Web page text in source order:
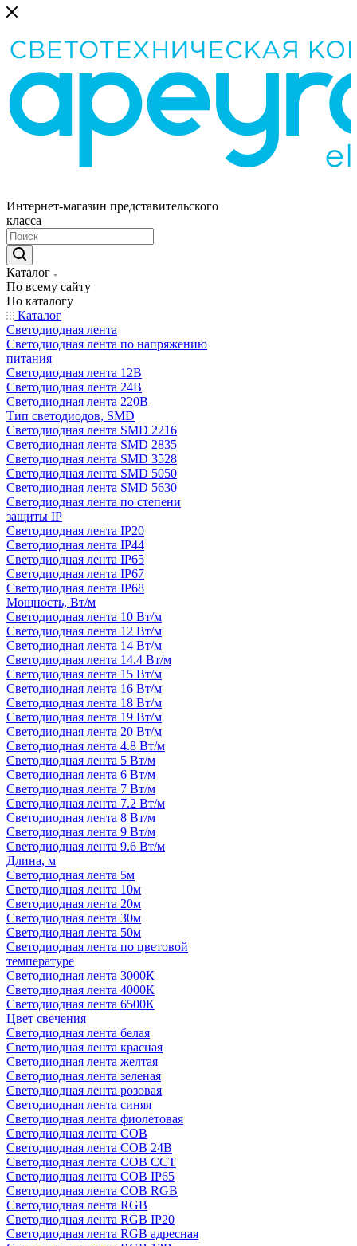
Интернет-магазин представительского
класса
Каталог
По всему сайту
По каталогу
Каталог
Светодиодная лента
Светодиодная лента по напряжению
питания
Светодиодная лента 12В
Светодиодная лента 24В
Светодиодная лента 220В
Тип светодиодов, SMD
Cветодиодная лента SMD 2216
Светодиодная лента SMD 2835
Светодиодная лента SMD 3528
Светодиодная лента SMD 5050
Светодиодная лента SMD 5630
Светодиодная лента по степени
защиты IP
Светодиодная лента IP20
Светодиодная лента IP44
Светодиодная лента IP65
Светодиодная лента IP67
Светодиодная лента IP68
Мощность, Вт/м
Светодиодная лента 10 Вт/м
Светодиодная лента 12 Вт/м
Светодиодная лента 14 Вт/м
Светодиодная лента 14.4 Вт/м
Светодиодная лента 15 Вт/м
Светодиодная лента 16 Вт/м
Светодиодная лента 18 Вт/м
Светодиодная лента 19 Вт/м
Светодиодная лента 20 Вт/м
Светодиодная лента 4.8 Вт/м
Светодиодная лента 5 Вт/м
Светодиодная лента 6 Вт/м
Светодиодная лента 7 Вт/м
Светодиодная лента 7.2 Вт/м
Светодиодная лента 8 Вт/м
Светодиодная лента 9 Вт/м
Светодиодная лента 9.6 Вт/м
Длина, м
Светодиодная лента 5м
Светодиодная лента 10м
Светодиодная лента 20м
Светодиодная лента 30м
Светодиодная лента 50м
Светодиодная лента по цветовой
температуре
Светодиодная лента 3000К
Светодиодная лента 4000К
Светодиодная лента 6500К
Цвет свечения
Светодиодная лента белая
Светодиодная лента красная
Светодиодная лента желтая
Светодиодная лента зеленая
Светодиодная лента розовая
Светодиодная лента синяя
Светодиодная лента фиолетовая
Светодиодная лента COB
Светодиодная лента COB 24В
Светодиодная лента COB CCT
Светодиодная лента COB IP65
Светодиодная лента COB RGB
Светодиодная лента RGB
Светодиодная лента RGB IP20
Светодиодная лента RGB адресная